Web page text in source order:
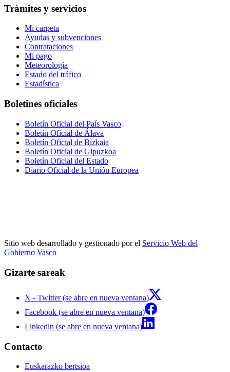
Trámites y servicios
Mi carpeta
Ayudas y subvenciones
Contrataciones
Mi pago
Meteorología
Estado del tráfico
Estadística
Boletines oficiales
Boletín Oficial del País Vasco
Boletín Oficial de Álava
Boletín Oficial de Bizkaia
Boletín Oficial de Gipuzkoa
Boletín Oficial del Estado
Diario Oficial de la Unión Europea
Sitio web desarrollado y gestionado por el Servicio Web del
Gobierno Vasco
Gizarte sareak
X - Twitter (se abre en nueva ventana)
Facebook (se abre en nueva ventana)
Linkedin (se abre en nueva ventana)
Contacto
Euskarazko bertsioa